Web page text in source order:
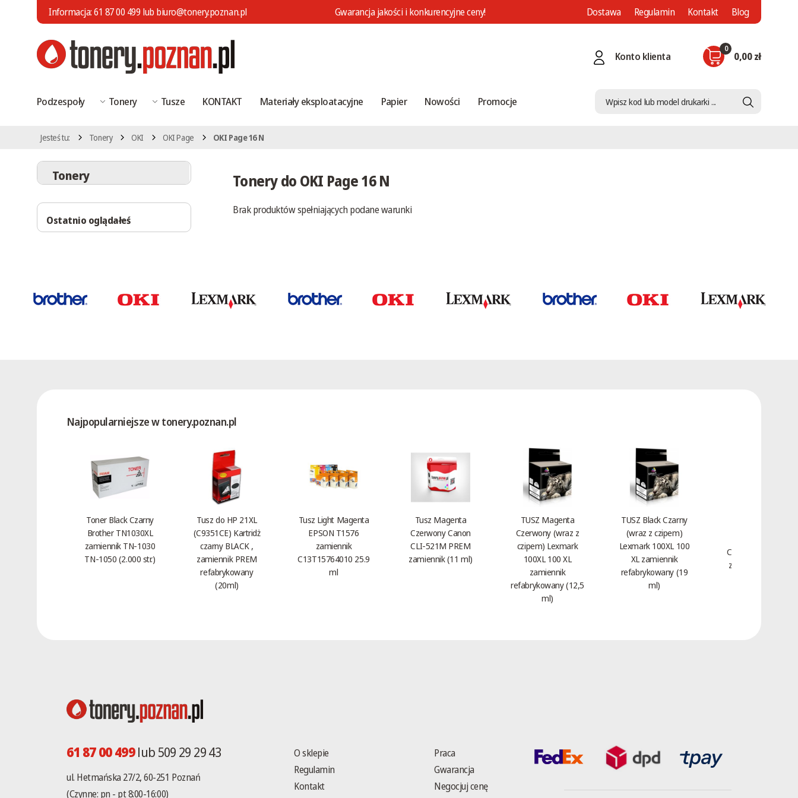
Informacja:61 87 00 499 lub biuro@tonery.poznan.pl Gwarancja jakości i konkurencyjne ceny! Dostawa Regulamin Kontakt Blog
Konto klienta
0
0,00 zł
Podzespoły Tonery Tusze KONTAKT Materiały eksploatacyjne Papier Nowości Promocje
Jesteś tu: Tonery OKI OKI Page OKI Page 16 N
Tonery do OKI Page 16 N
Brak produktów spełniających podane warunki
Tonery
Ostatnio oglądałeś
Najpopularniejsze w tonery.poznan.pl
Toner Black Czarny
Brother TN1030XL
zamiennik TN-1030
TN-1050 (2.000 str.)
Tusz do HP 21XL
(C9351CE) Kartridż
czarny BLACK ,
zamiennik PREM
refabrykowany
(20ml)
Tusz Light Magenta
EPSON T1576
zamiennik
C13T15764010 25.9
ml
Tusz Magenta
Czerwony Canon
CLI-521M PREM
zamiennik (11 ml)
TUSZ Magenta
Czerwony (wraz z
czipem) Lexmark
100XL 100 XL
zamiennik
refabrykowany (12,5
ml)
TUSZ Black Czarny
(wraz z czipem)
Lexmark 100XL 100
XL zamiennik
refabrykowany (19
ml)
Czerwony HP 312A
zamiennik CF383A
61 87 00 499lub 509 29 29 43
ul. Hetmańska 27/2, 60-251 Poznań
(Czynne: pn - pt 8:00-16:00)
O sklepie
Regulamin
Kontakt
Praca
Gwarancja
Negocjuj cenę